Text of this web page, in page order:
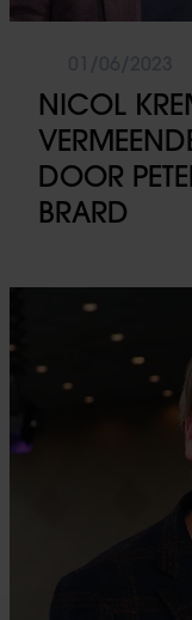
NICOL
DOOR
BRARD